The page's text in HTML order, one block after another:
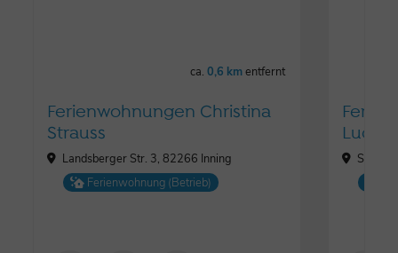
ca.0,6 kmentfernt
Ferienwohnungen Christina
Strauss
Landsberger Str. 3, 82266 Inning
Ferienwohnung (Betrieb)